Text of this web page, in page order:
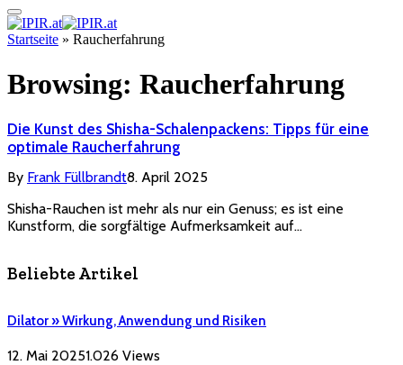
Startseite » Raucherfahrung
Browsing: Raucherfahrung
Die Kunst des Shisha-Schalenpackens: Tipps für eine
optimale Raucherfahrung
By Frank Füllbrandt8. April 2025
Shisha-Rauchen ist mehr als nur ein Genuss; es ist eine
Kunstform, die sorgfältige Aufmerksamkeit auf…
Beliebte Artikel
Dilator » Wirkung, Anwendung und Risiken
12. Mai 20251.026 Views